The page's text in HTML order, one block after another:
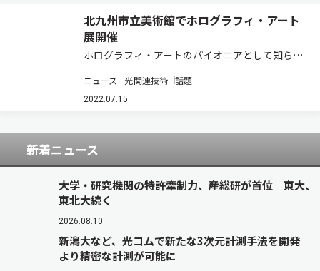
北九州市立美術館でホログラフィ・アート
展開催
ホログラフィ・アートのパイオニアとして知られ
日までの会期で，北九州市立美術館・本館におい
て開催されている（展示会HP）。 ホログラフィ
ニュース 光関連技術 話題
2022.07.15
新着ニュース
大学・研究機関の特許牽制力、産総研が首位 東大、
東北大続く
2026.08.10
新潟大など、光コムで新たな3次元計測手法を開発
より精密な計測が可能に